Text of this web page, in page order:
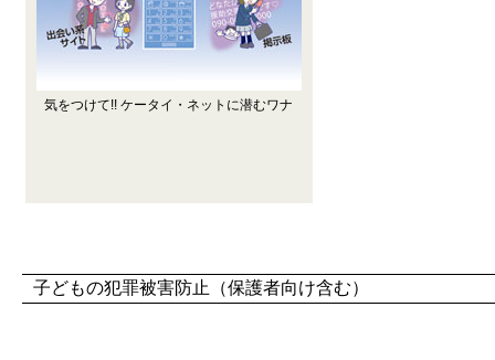
気をつけて!! ケータイ・ネットに潜むワナ
子どもの犯罪被害防止（保護者向け含む）